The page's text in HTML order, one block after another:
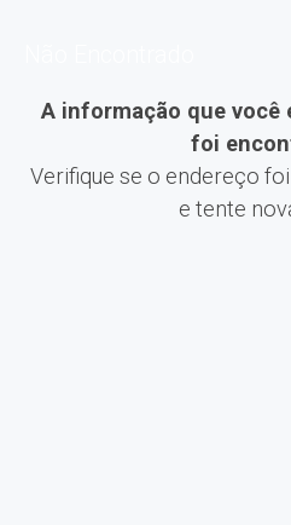
A informação que você
foi
Verifique se o endereço
e tente